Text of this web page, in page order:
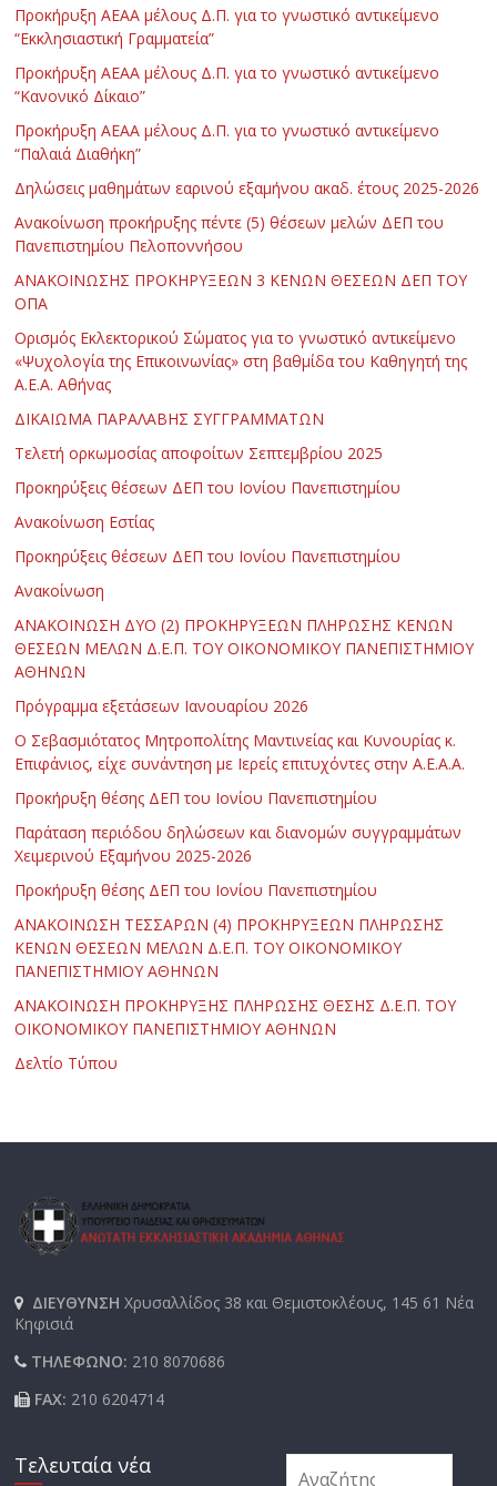
Προκήρυξη ΑΕΑΑ μέλους Δ.Π. για το γνωστικό αντικείμενο
“Εκκλησιαστική Γραμματεία”
Προκήρυξη ΑΕΑΑ μέλους Δ.Π. για το γνωστικό αντικείμενο
“Κανονικό Δίκαιο”
Προκήρυξη ΑΕΑΑ μέλους Δ.Π. για το γνωστικό αντικείμενο
“Παλαιά Διαθήκη”
Δηλώσεις μαθημάτων εαρινού εξαμήνου ακαδ. έτους 2025-2026
Ανακοίνωση προκήρυξης πέντε (5) θέσεων μελών ΔΕΠ του
Πανεπιστημίου Πελοποννήσου
ΑΝΑΚΟΙΝΩΣΗΣ ΠΡΟΚΗΡΥΞΕΩΝ 3 ΚΕΝΩΝ ΘΕΣΕΩΝ ΔΕΠ ΤΟΥ
ΟΠΑ
Ορισμός Εκλεκτορικού Σώματος για το γνωστικό αντικείμενο
«Ψυχολογία της Επικοινωνίας» στη βαθμίδα του Καθηγητή της
Α.Ε.Α. Αθήνας
ΔΙΚΑΙΩΜΑ ΠΑΡΑΛΑΒΗΣ ΣΥΓΓΡΑΜΜΑΤΩΝ
Τελετή ορκωμοσίας αποφοίτων Σεπτεμβρίου 2025
Προκηρύξεις θέσεων ΔΕΠ του Ιονίου Πανεπιστημίου
Ανακοίνωση Εστίας
Προκηρύξεις θέσεων ΔΕΠ του Ιονίου Πανεπιστημίου
Ανακοίνωση
ΑΝΑΚΟΙΝΩΣΗ ΔΥΟ (2) ΠΡΟΚΗΡΥΞΕΩΝ ΠΛΗΡΩΣΗΣ ΚΕΝΩΝ
ΘΕΣΕΩΝ ΜΕΛΩΝ Δ.Ε.Π. ΤΟΥ ΟΙΚΟΝΟΜΙΚΟΥ ΠΑΝΕΠΙΣΤΗΜΙΟΥ
ΑΘΗΝΩΝ
Πρόγραμμα εξετάσεων Ιανουαρίου 2026
Ο Σεβασμιότατος Μητροπολίτης Μαντινείας και Κυνουρίας κ.
Επιφάνιος, είχε συνάντηση με Ιερείς επιτυχόντες στην Α.Ε.Α.Α.
Προκήρυξη θέσης ΔΕΠ του Ιονίου Πανεπιστημίου
Παράταση περιόδου δηλώσεων και διανομών συγγραμμάτων
Χειμερινού Εξαμήνου 2025-2026
Προκήρυξη θέσης ΔΕΠ του Ιονίου Πανεπιστημίου
ΑΝΑΚΟΙΝΩΣΗ ΤΕΣΣΑΡΩΝ (4) ΠΡΟΚΗΡΥΞΕΩΝ ΠΛΗΡΩΣΗΣ
ΚΕΝΩΝ ΘΕΣΕΩΝ ΜΕΛΩΝ Δ.Ε.Π. ΤΟΥ ΟΙΚΟΝΟΜΙΚΟΥ
ΠΑΝΕΠΙΣΤΗΜΙΟΥ ΑΘΗΝΩΝ
ΑΝΑΚΟΙΝΩΣΗ ΠΡΟΚΗΡΥΞΗΣ ΠΛΗΡΩΣΗΣ ΘΕΣΗΣ Δ.Ε.Π. ΤΟΥ
ΟΙΚΟΝΟΜΙΚΟΥ ΠΑΝΕΠΙΣΤΗΜΙΟΥ ΑΘΗΝΩΝ
Δελτίο Τύπου
ΔΙΕΥΘΥΝΣΗΧρυσαλλίδος 38 και Θεμιστοκλέους, 145 61 Νέα
Κηφισιά
ΤΗΛΕΦΩΝΟ: 210 8070686
FAX: 210 6204714
Τελευταία νέα